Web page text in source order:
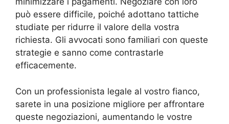
può essere difficile, poiché adottano tattiche
studiate per ridurre il valore della vostra
richiesta. Gli avvocati sono familiari con queste
strategie e sanno come contrastarle
efficacemente.
Con un professionista legale al vostro fianco,
sarete in una posizione migliore per affrontare
queste negoziazioni, aumentando le vostre